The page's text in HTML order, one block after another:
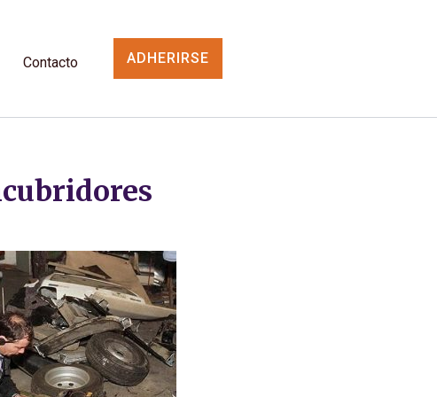
Contacto ADHERIRSE